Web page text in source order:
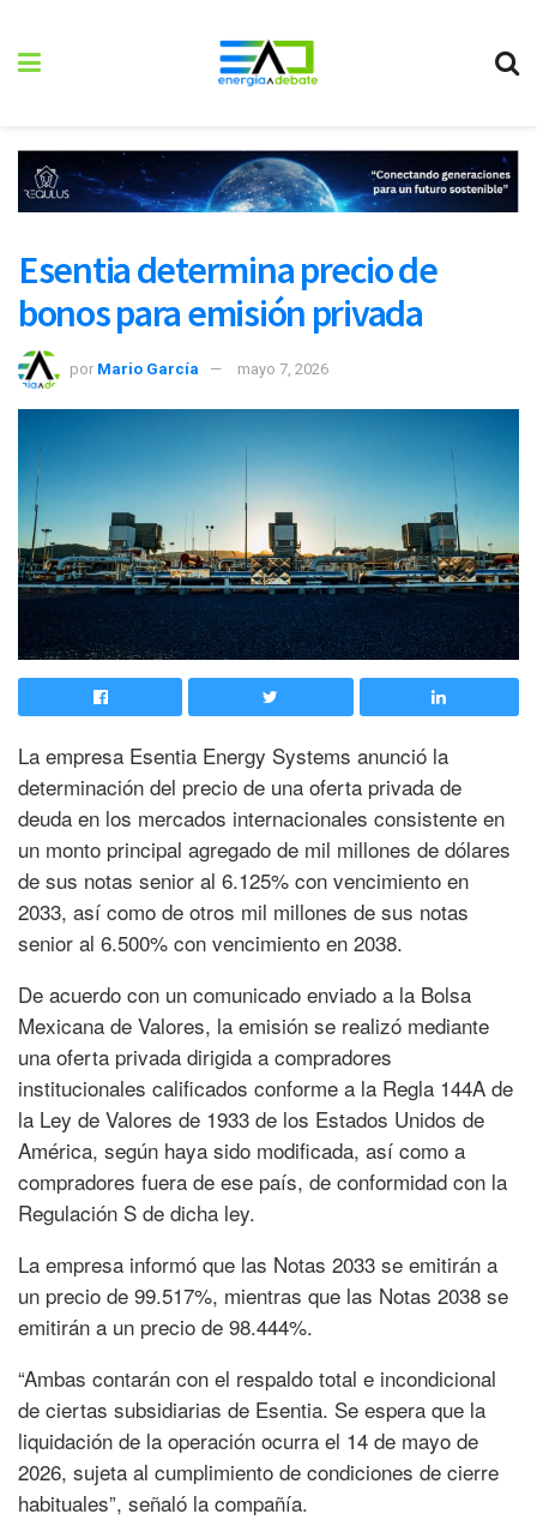
Esentia determina precio de
bonos para emisión privada
por Mario García mayo 7, 2026
La empresa Esentia Energy Systems anunció la
determinación del precio de una oferta privada de
deuda en los mercados internacionales consistente en
un monto principal agregado de mil millones de dólares
de sus notas senior al 6.125% con vencimiento en
2033, así como de otros mil millones de sus notas
senior al 6.500% con vencimiento en 2038.
De acuerdo con un comunicado enviado a la Bolsa
Mexicana de Valores, la emisión se realizó mediante
una oferta privada dirigida a compradores
institucionales calificados conforme a la Regla 144A de
la Ley de Valores de 1933 de los Estados Unidos de
América, según haya sido modificada, así como a
compradores fuera de ese país, de conformidad con la
Regulación S de dicha ley.
La empresa informó que las Notas 2033 se emitirán a
un precio de 99.517%, mientras que las Notas 2038 se
emitirán a un precio de 98.444%.
“Ambas contarán con el respaldo total e incondicional
de ciertas subsidiarias de Esentia. Se espera que la
liquidación de la operación ocurra el 14 de mayo de
2026, sujeta al cumplimiento de condiciones de cierre
habituales”, señaló la compañía.